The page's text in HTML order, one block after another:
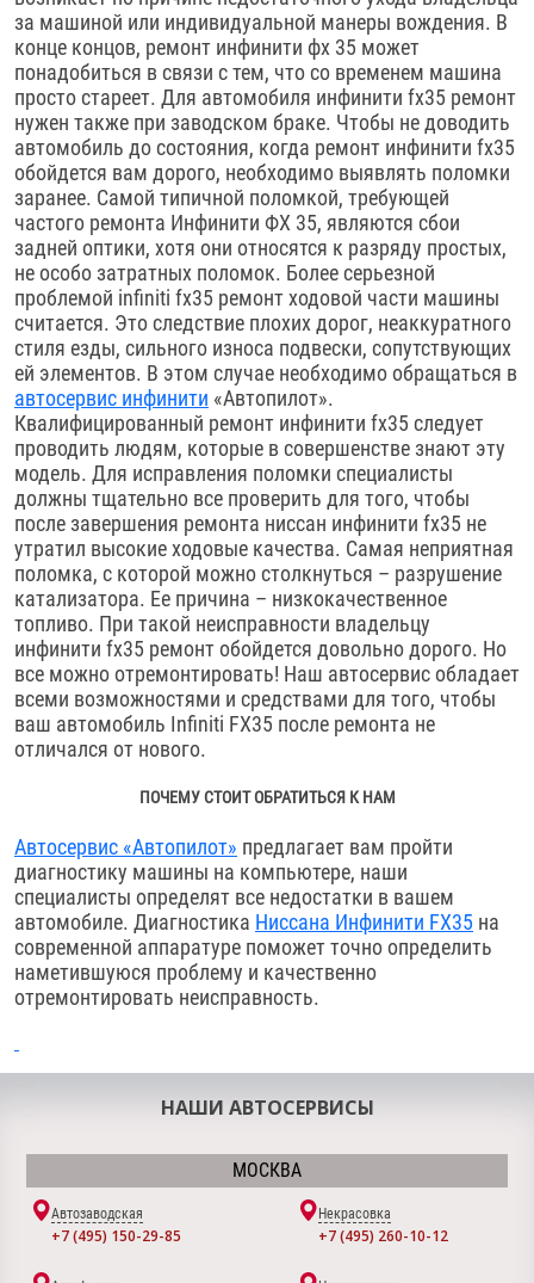
за машиной или индивидуальной манеры вождения. В
конце концов, ремонт инфинити фх 35 может
понадобиться в связи с тем, что со временем машина
просто стареет. Для автомобиля инфинити fx35 ремонт
нужен также при заводском браке. Чтобы не доводить
автомобиль до состояния, когда ремонт инфинити fx35
обойдется вам дорого, необходимо выявлять поломки
заранее. Самой типичной поломкой, требующей
частого ремонта Инфинити ФХ 35, являются сбои
задней оптики, хотя они относятся к разряду простых,
не особо затратных поломок. Более серьезной
проблемой infiniti fx35 ремонт ходовой части машины
считается. Это следствие плохих дорог, неаккуратного
стиля езды, сильного износа подвески, сопутствующих
ей элементов. В этом случае необходимо обращаться в
автосервис инфинити «Автопилот».
Квалифицированный ремонт инфинити fx35 следует
проводить людям, которые в совершенстве знают эту
модель. Для исправления поломки специалисты
должны тщательно все проверить для того, чтобы
после завершения ремонта ниссан инфинити fx35 не
утратил высокие ходовые качества. Самая неприятная
поломка, с которой можно столкнуться – разрушение
катализатора. Ее причина – низкокачественное
топливо. При такой неисправности владельцу
инфинити fx35 ремонт обойдется довольно дорого. Но
все можно отремонтировать! Наш автосервис обладает
всеми возможностями и средствами для того, чтобы
ваш автомобиль Infiniti FX35 после ремонта не
отличался от нового.
ПОЧЕМУ СТОИТ ОБРАТИТЬСЯ К НАМ
Автосервис «Автопилот» предлагает вам пройти
диагностику машины на компьютере, наши
специалисты определят все недостатки в вашем
автомобиле. Диагностика Ниссана Инфинити FX35 на
современной аппаратуре поможет точно определить
наметившуюся проблему и качественно
отремонтировать неисправность.
НАШИ АВТОСЕРВИСЫ
МОСКВА
Автозаводская
+7 (495) 150-29-85
Некрасовка
+7 (495) 260-10-12